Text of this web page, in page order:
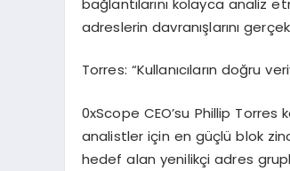
adreslerin davranışlarını
Torres: “Kullanıcıların doğru
0xScope CEO’su Phillip Torres
analistler için en güçlü blok
hedef alan yenilikçi adres